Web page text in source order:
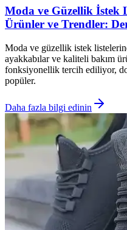
Moda ve Güzellik İstek
Ürünler ve Trendler:
Moda ve güzellik istek
ayakkabılar ve kaliteli bakım
fonksiyonellik tercih ediliyor,
popüler.
Daha fazla bilgi edinin